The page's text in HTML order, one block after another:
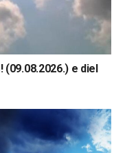
e diel